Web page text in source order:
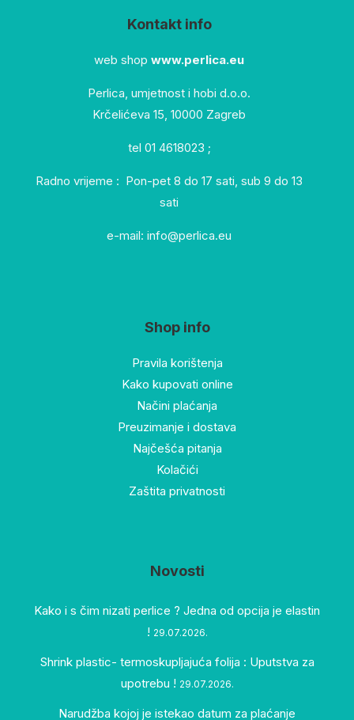
Kontakt info
web shop www.perlica.eu
Perlica, umjetnost i hobi d.o.o.
Krčelićeva 15, 10000 Zagreb
tel 01 4618023 ;
Radno vrijeme : Pon-pet 8 do 17 sati, sub 9 do 13
sati
e-mail: info@perlica.eu
Shop info
Pravila korištenja
Kako kupovati online
Načini plaćanja
Preuzimanje i dostava
Najčešća pitanja
Kolačići
Zaštita privatnosti
Novosti
Kako i s čim nizati perlice ? Jedna od opcija je elastin
! 29.07.2026.
Shrink plastic- termoskupljajuća folija : Uputstva za
upotrebu ! 29.07.2026.
Narudžba kojoj je istekao datum za plaćanje